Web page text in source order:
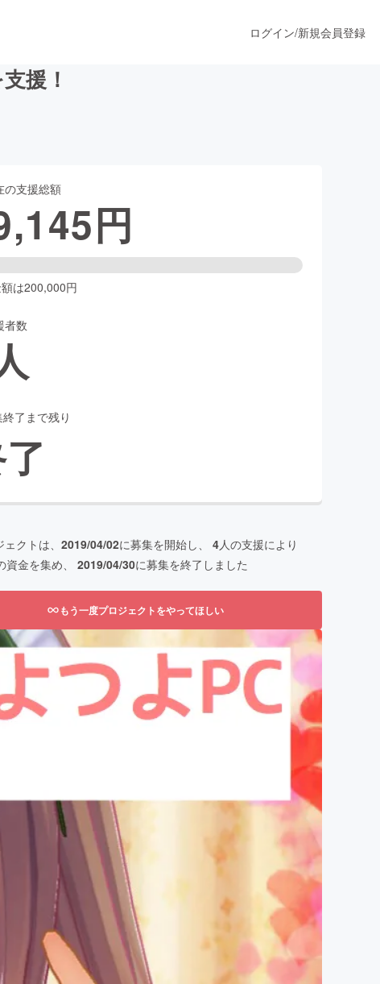
ファッション
ケア
ログイン/新規会員登録
援！
の支援総額
円
は200,000円
者数
了まで残り
クトは、 2019/04/02に募集を開始し、 4人の支援により
資金を集め、 2019/04/30に募集を終了しました
もう一度プロジェクトをやってほしい